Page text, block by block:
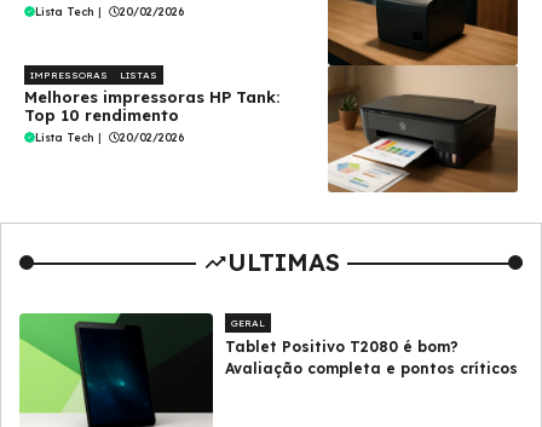
Lista Tech | 20/02/2026
IMPRESSORAS LISTAS
Melhores impressoras HP Tank:
Top 10 rendimento
Lista Tech | 20/02/2026
ULTIMAS
GERAL
Tablet Positivo T2080 é bom?
Avaliação completa e pontos críticos